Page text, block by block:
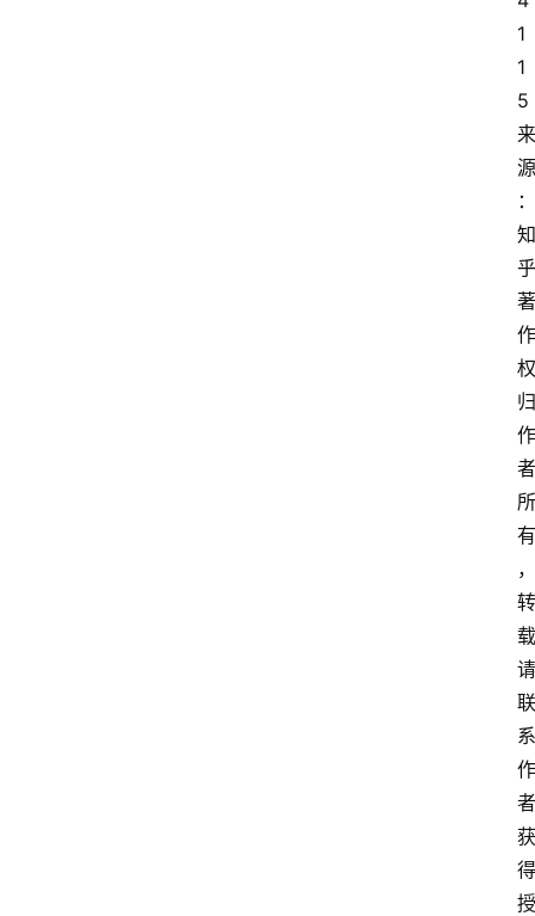
1
1
5
来
源
：
知
乎
著
作
权
归
作
者
所
有
，
转
载
请
联
系
作
者
获
得
授